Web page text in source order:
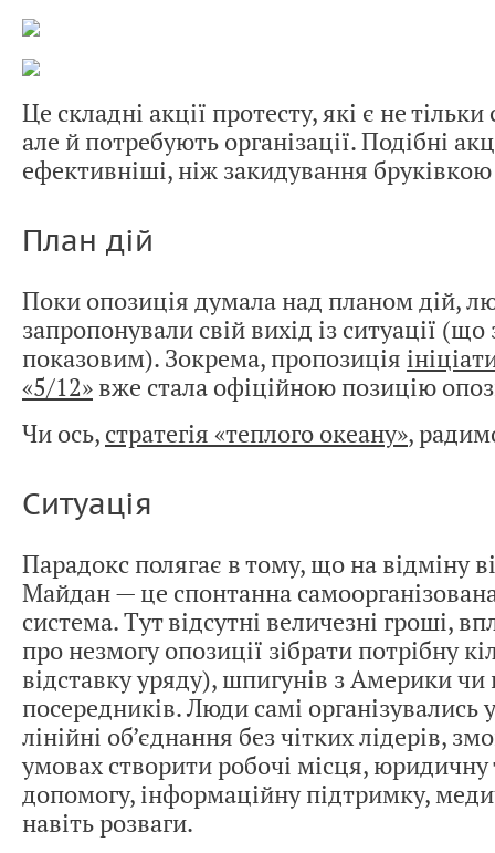
Це складні акції протесту, які є не
але й потребують організації. Подібні
ефективніші, ніж закидування
План дій
Поки опозиція думала над планом дій,
запропонували свій вихід із ситуації (що
показовим). Зокрема, пропозиція
«5/12» вже стала офіційною позицію
Чи ось, стратегія «теплого океану»,
Ситуація
Парадокс полягає в тому, що на відміну
Майдан — це спонтанна
система. Тут відсутні величезні гроші,
про незмогу опозиції зібрати потрібну
відставку уряду), шпигунів з Америки чи
посередників. Люди самі організувались
лінійні об’єднання без чітких лідерів,
умовах створити робочі місця, юридичну
допомогу, інформаційну підтримку,
навіть розваги.